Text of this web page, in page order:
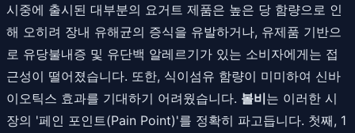
시중에 출시된 대부분의 요거트 제품은 높은 당 함량으로 인
해 오히려 장내 유해균의 증식을 유발하거나, 유제품 기반으
로 유당불내증 및 유단백 알레르기가 있는 소비자에게는 접
근성이 떨어졌습니다. 또한, 식이섬유 함량이 미미하여 신바
이오틱스 효과를 기대하기 어려웠습니다. 볼비는 이러한 시
장의 '페인 포인트(Pain Point)'를 정확히 파고듭니다. 첫째, 1